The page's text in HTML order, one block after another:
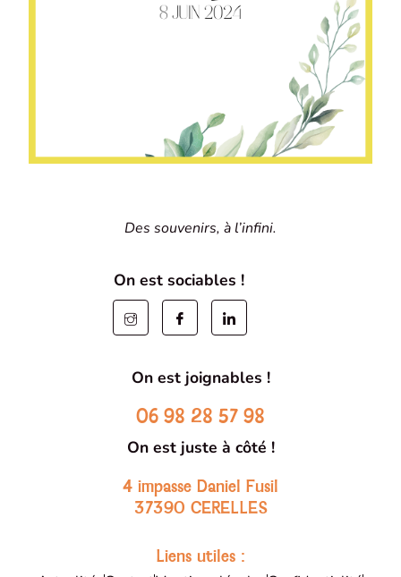
Des souvenirs, à l’infini.
On est sociables !
On est joignables !
06 98 28 57 98
On est juste à côté !
4 impasse Daniel Fusil
37390 CERELLES
Liens utiles :